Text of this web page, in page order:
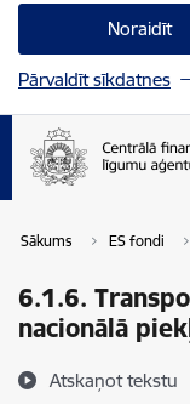
Noraidīt
Pārvaldīt sīkdatnes
Sākums ES fondi
6.1.6.
nacionālā
Atskaņot tekstu